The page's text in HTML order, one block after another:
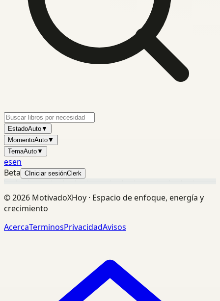
EstadoAuto▼
MomentoAuto▼
TemaAuto▼
esen
Beta C Iniciar sesiónClerk
©2026 MotivadoXHoy · Espacio de enfoque, energía y
crecimiento
AcercaTerminosPrivacidadAvisos